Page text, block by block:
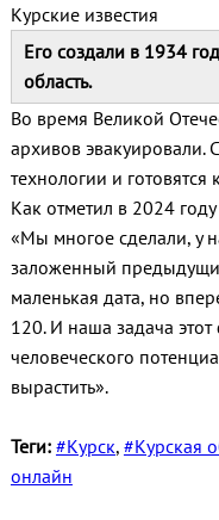
Курские известия
Его создали в 1934
область.
Во время Великой
архивов эвакуировали.
технологии и
Как отметил в 2024
«Мы многое сделали, у
заложенный
маленькая дата, но
120. И наша задача
человеческого
вырастить».
Теги: #Курск, #Курская
онлайн